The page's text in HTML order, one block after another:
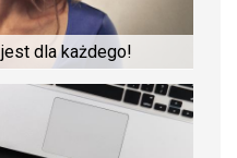
dla każdego!